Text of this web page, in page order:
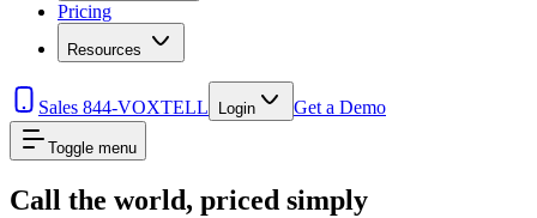
Pricing
Resources
Sales 844-VOXTELL Login Get a Demo
Toggle menu
Call the world, priced simply